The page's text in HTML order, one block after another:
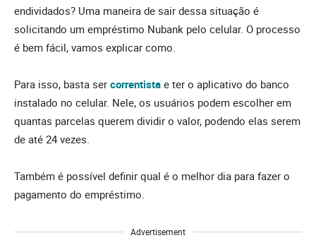
endividados? Uma maneira de sair dessa situação é
solicitando um empréstimo Nubank pelo celular. O processo
é bem fácil, vamos explicar como.
Para isso, basta ser correntista e ter o aplicativo do banco
instalado no celular. Nele, os usuários podem escolher em
quantas parcelas querem dividir o valor, podendo elas serem
de até 24 vezes.
Também é possível definir qual é o melhor dia para fazer o
pagamento do empréstimo.
Advertisement